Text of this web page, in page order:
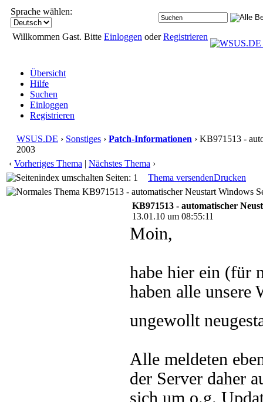
Sprache wählen:
Willkommen Gast. Bitte Einloggen oderRegistrieren
Übersicht
Hilfe
Suchen
Einloggen
Registrieren
WSUS.DE › Sonstiges › Patch-Informationen › KB971513 -
2003
‹ Vorheriges Thema | Nächstes Thema ›
Seiten: 1
Thema versendenDrucken
KB971513 - automatischer Neustart Windows
KB971513 - automatischer
13.01.10 um 08:55:11
Moin,
habe hier ein (für
haben alle unsere
ungewollt
Alle meldeten
der Server daher
sich um o.g.